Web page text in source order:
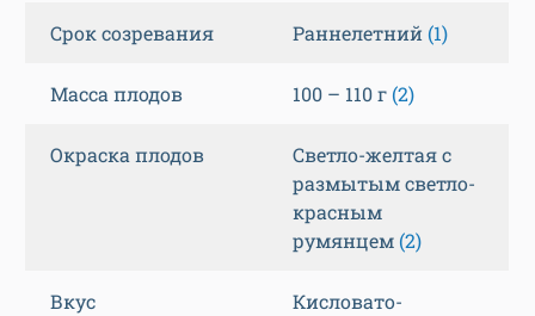
Срок созревания Раннелетний (1)
Масса плодов 100 – 110 г (2)
Окраска плодов
Светло-желтая с
размытым светло-
красным
румянцем (2)
Вкус
Кисловато-